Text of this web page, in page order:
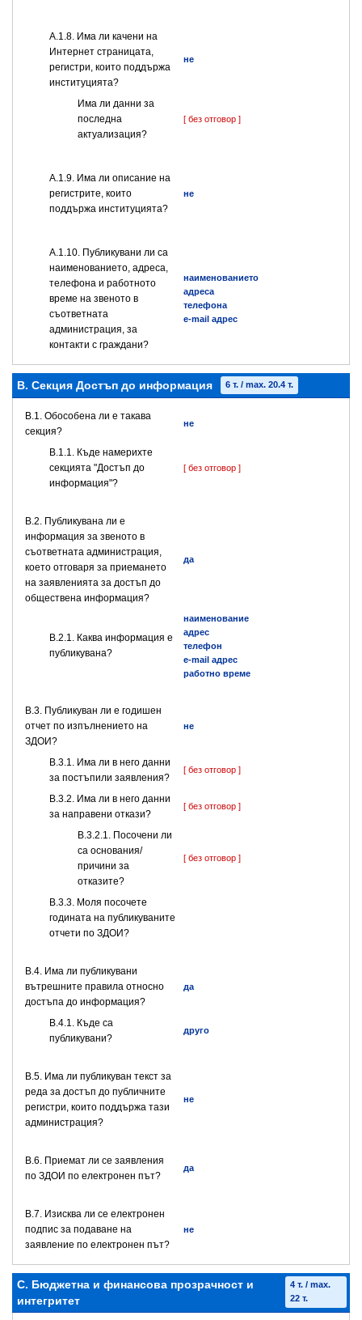
А.1.8. Има ли качени на
Интернет страницата,
регистри, които поддържа
институцията?
не
Има ли данни за
последна
актуализация?
[ без отговор ]
А.1.9. Има ли описание на
регистрите, които
поддържа институцията?
не
А.1.10. Публикувани ли са
наименованието, адреса,
телефона и работното
време на звеното в
съответната
администрация, за
контакти с граждани?
наименованието
адреса
телефона
e-mail адрес
B. Секция Достъп до информация 6 т. / max. 20.4 т.
В.1. Обособена ли е такава
секция?
не
В.1.1. Къде намерихте
секцията "Достъп до
информация"?
[ без отговор ]
В.2. Публикувана ли е
информация за звеното в
съответната администрация,
което отговаря за приемането
на заявленията за достъп до
обществена информация?
да
B.2.1. Каква информация е
публикувана?
наименование
адрес
телефон
e-mail адрес
работно време
В.3. Публикуван ли е годишен
отчет по изпълнението на
ЗДОИ?
не
В.3.1. Има ли в него данни
за постъпили заявления?
[ без отговор ]
В.3.2. Има ли в него данни
за направени откази?
[ без отговор ]
В.3.2.1. Посочени ли
са основания/
причини за
отказите?
[ без отговор ]
В.3.3. Моля посочете
годината на публикуваните
отчети по ЗДОИ?
В.4. Има ли публикувани
вътрешните правила относно
достъпа до информация?
да
В.4.1. Къде са
публикувани?
друго
В.5. Има ли публикуван текст за
реда за достъп до публичните
регистри, които поддържа тази
администрация?
не
В.6. Приемат ли се заявления
по ЗДОИ по електронен път?
да
В.7. Изисква ли се електронен
подпис за подаване на
заявление по електронен път?
не
C. Бюджетна и финансова прозрачност и
интегритет
4 т. / max.
22 т.